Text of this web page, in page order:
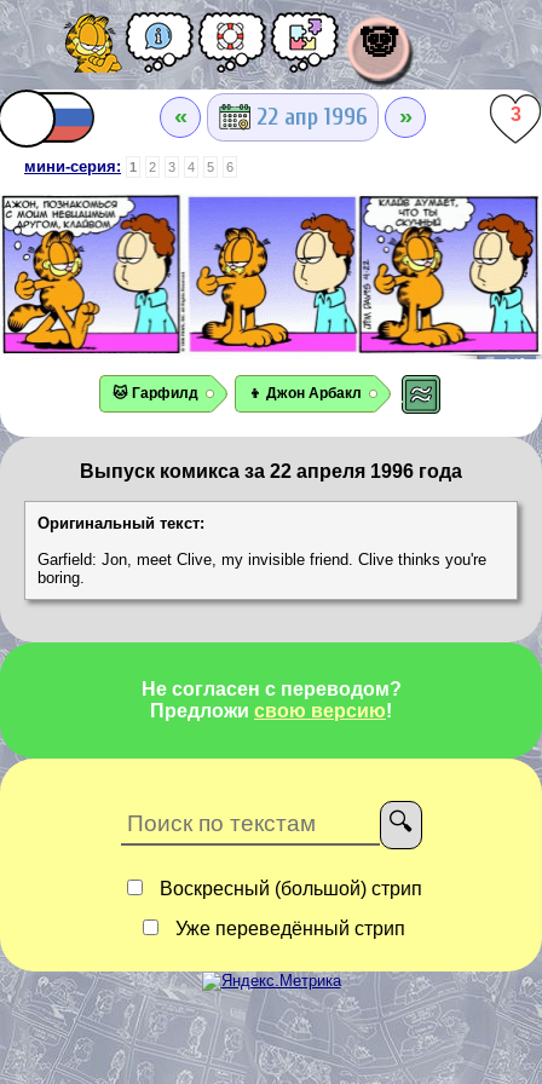
🐼
« 22 апр 1996 » 3
мини-серия: 1 2 3 4 5 6
🐱 Гарфилд 👦 Джон Арбакл
Выпуск комикса за 22 апреля 1996 года
Оригинальный текст:
Garfield: Jon, meet Clive, my invisible friend. Clive thinks you're
boring.
Не согласен с переводом?
Предложи свою версию!
Воскресный (большой) стрип
Уже переведённый стрип